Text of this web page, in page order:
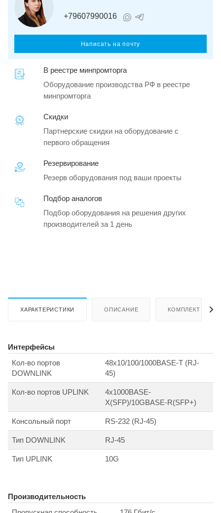
+79607990016
Написать на почту
В реестре минпромторга
Оборудование производства РФ в реестре
минпромторга
Скидки
Партнерские скидки на оборудование с
первого обращения
Резервирование
Резерв оборудования под ваши проекты
Подбор аналогов
Подбор оборудования на решения других
производителей за 1 день
ХАРАКТЕРИСТИКИ ОПИСАНИЕ КОМПЛЕКТ
Интерфейсы
Кол-во портов
DOWNLINK
48x10/100/1000BASE-T (RJ-
45)
Кол-во портов UPLINK
4x1000BASE-
X(SFP)/10GBASE-R(SFP+)
Консольный порт RS-232 (RJ-45)
Тип DOWNLINK RJ-45
Тип UPLINK 10G
Производительность